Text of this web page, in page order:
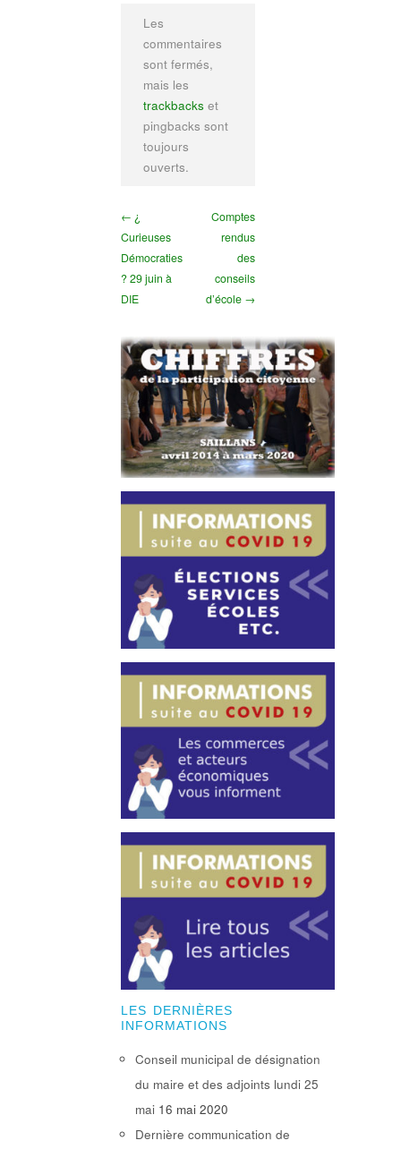
Les
commentaires
sont fermés,
mais les
trackbacks et
pingbacks sont
toujours
ouverts.
← ¿
Curieuses
Démocraties
? 29 juin à
DIE
Comptes
rendus
des
conseils
d’école →
LES DERNIÈRES
INFORMATIONS
Conseil municipal de désignation
du maire et des adjoints lundi 25
mai 16 mai 2020
Dernière communication de